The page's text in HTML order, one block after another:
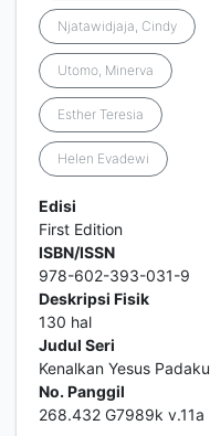
Njatawidjaja, Cindy
Utomo, Minerva
Esther Teresia
Helen Evadewi
Edisi
First Edition
ISBN/ISSN
978-602-393-031-9
Deskripsi Fisik
130 hal
Judul Seri
Kenalkan Yesus Padaku
No. Panggil
268.432 G7989k v.11a